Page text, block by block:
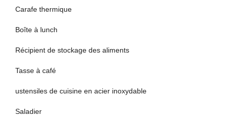
Carafe thermique
Boîte à lunch
Récipient de stockage des aliments
Tasse à café
ustensiles de cuisine en acier inoxydable
Saladier